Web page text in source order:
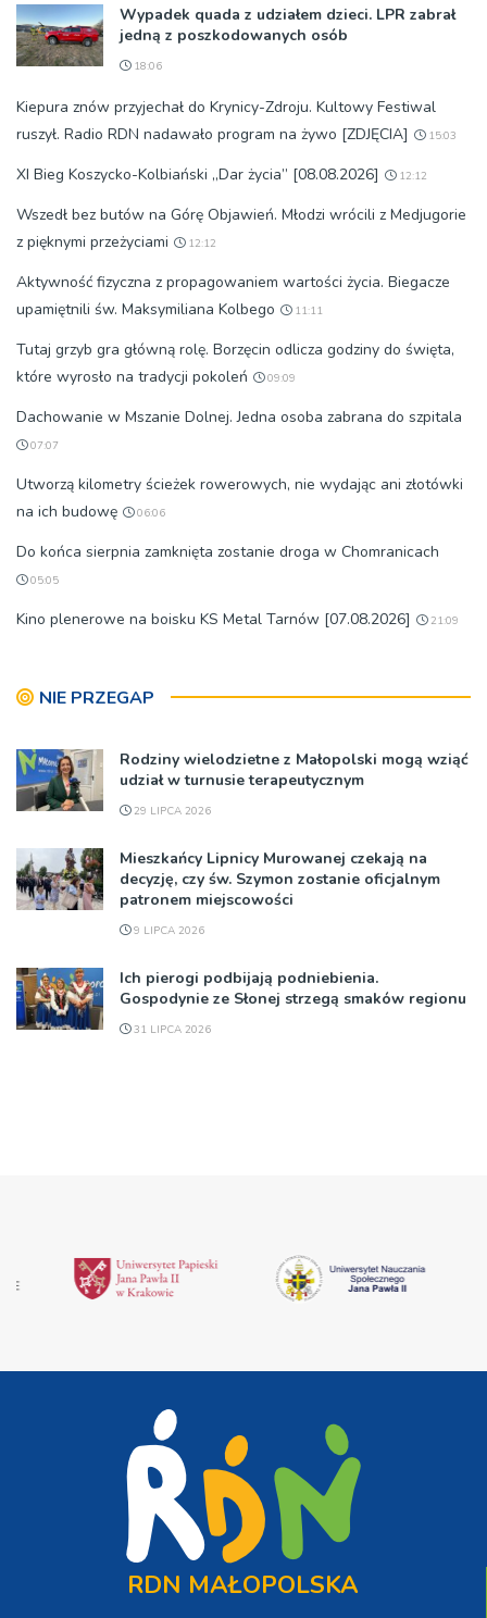
Wypadek quada z udziałem dzieci. LPR zabrał
jedną z poszkodowanych osób
18:06
Kiepura znów przyjechał do Krynicy-Zdroju. Kultowy Festiwal
ruszył. Radio RDN nadawało program na żywo [ZDJĘCIA]
15:03
XI Bieg Koszycko-Kolbiański „Dar życia” [08.08.2026] 12:12
Wszedł bez butów na Górę Objawień. Młodzi wrócili z Medjugorie
z pięknymi przeżyciami
12:12
Aktywność fizyczna z propagowaniem wartości życia. Biegacze
upamiętnili św. Maksymiliana Kolbego
11:11
Tutaj grzyb gra główną rolę. Borzęcin odlicza godziny do święta,
które wyrosło na tradycji pokoleń
09:09
Dachowanie w Mszanie Dolnej. Jedna osoba zabrana do szpitala
07:07
Utworzą kilometry ścieżek rowerowych, nie wydając ani złotówki
na ich budowę
06:06
Do końca sierpnia zamknięta zostanie droga w Chomranicach
05:05
Kino plenerowe na boisku KS Metal Tarnów [07.08.2026] 21:09
NIE PRZEGAP
Rodziny wielodzietne z Małopolski mogą wziąć
udział w turnusie terapeutycznym
29 LIPCA 2026
Mieszkańcy Lipnicy Murowanej czekają na
decyzję, czy św. Szymon zostanie oficjalnym
patronem miejscowości
9 LIPCA 2026
Ich pierogi podbijają podniebienia.
Gospodynie ze Słonej strzegą smaków regionu
31 LIPCA 2026
RDN MAŁOPOLSKA